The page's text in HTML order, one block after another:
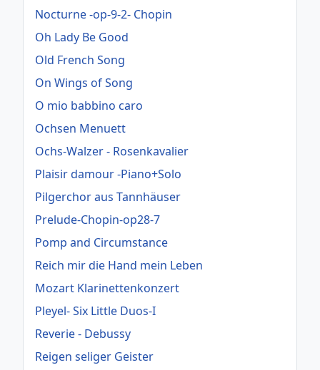
Nocturne -op-9-2- Chopin
Oh Lady Be Good
Old French Song
On Wings of Song
O mio babbino caro
Ochsen Menuett
Ochs-Walzer - Rosenkavalier
Plaisir damour -Piano+Solo
Pilgerchor aus Tannhäuser
Prelude-Chopin-op28-7
Pomp and Circumstance
Reich mir die Hand mein Leben
Mozart Klarinettenkonzert
Pleyel- Six Little Duos-I
Reverie - Debussy
Reigen seliger Geister